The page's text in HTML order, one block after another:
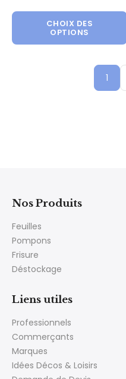
CHOIX DES
OPTIONS
1
Nos Produits
Feuilles
Pompons
Frisure
Déstockage
Liens utiles
Professionnels
Commerçants
Marques
Idées Décos & Loisirs